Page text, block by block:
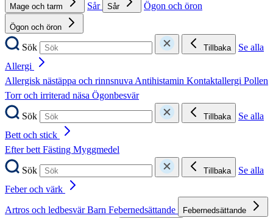
Mage och tarm Sår Sår Ögon och öron
Ögon och öron
Sök Tillbaka
Se alla
Allergi
Allergisk nästäppa och rinnsnuvaAntihistamin Kontaktallergi Pollen
Torr och irriterad näsa Ögonbesvär
Sök
Tillbaka
Se alla
Bett och stick
Efter bettFästing Myggmedel
Sök
Tillbaka
Se alla
Feber och värk
Artros och ledbesvärBarn Febernedsättande Febernedsättande